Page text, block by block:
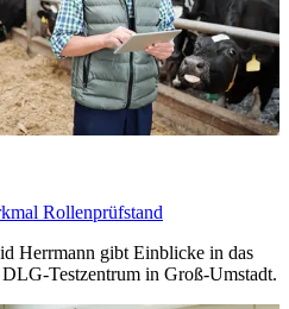
Rollenprüfstand
Herrmann gibt Einblicke in das
DLG-Testzentrum in Groß-Umstadt.